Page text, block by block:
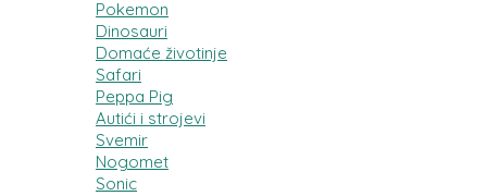
Pokemon
Dinosauri
Domaće životinje
Safari
Peppa Pig
Autići i strojevi
Svemir
Nogomet
Sonic